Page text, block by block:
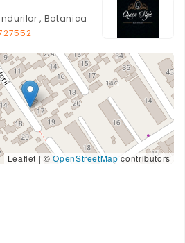
, Botanica
Leaflet | ©OpenStreetMap contributors